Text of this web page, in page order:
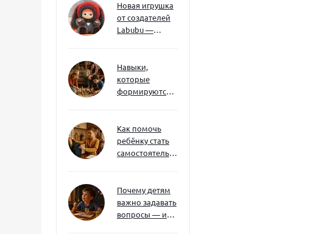
мышление и
внимание к
деталям
Новая игрушка
от создателей
Labubu —
Навыки,
которые
формируются
ребёнка
успешным
Как помочь
ребёнку стать
самостоятельным
Почему детям
важно задавать
вопросы — и